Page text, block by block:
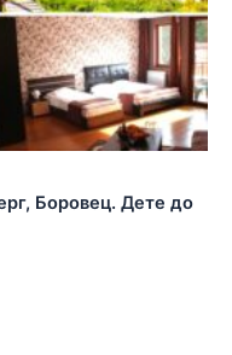
Боровец. Дете до